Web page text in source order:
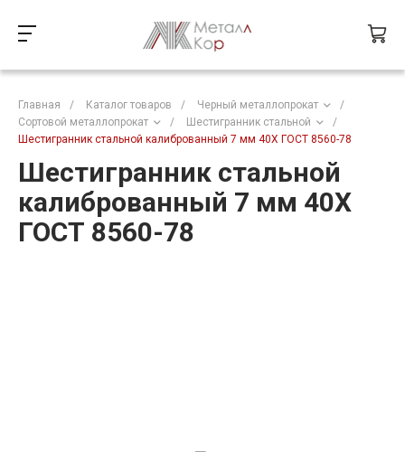
Главная / Каталог товаров / Черный металлопрокат
/
Сортовой металлопрокат
/ Шестигранник стальной
/
Шестигранник стальной калиброванный 7 мм 40Х ГОСТ 8560-78
Шестигранник стальной
калиброванный 7 мм 40Х
ГОСТ 8560-78